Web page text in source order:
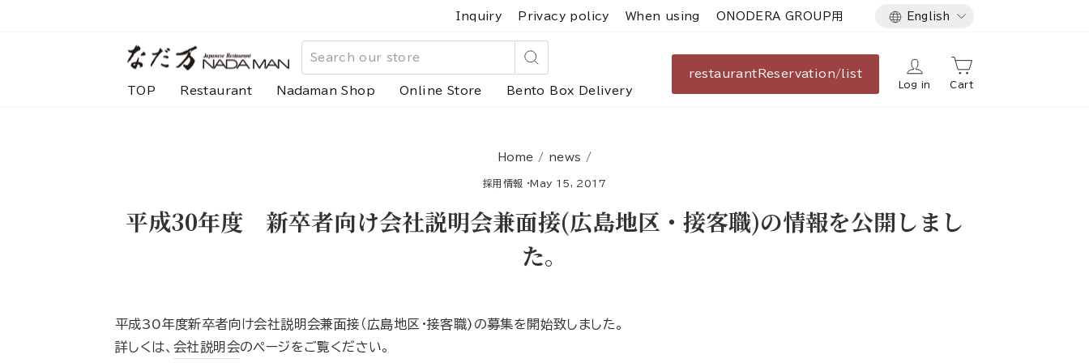
Inquiry Privacy policy When using ONODERA GROUP用 Language
English
Search
TOP Restaurant Nadaman Shop Online Store Bento Box Delivery
restaurant Reservation/list
Log in Cart
Home / news /
採用情報 ·May 15, 2017
平成30年度 新卒者向け会社説明会兼面接(広島地区・接客職)の情報を公開しまし
た。
平成30年度新卒者向け会社説明会兼面接（広島地区・接客職)の募集を開始致しました。
詳しくは、 会社説明会のページをご覧ください。